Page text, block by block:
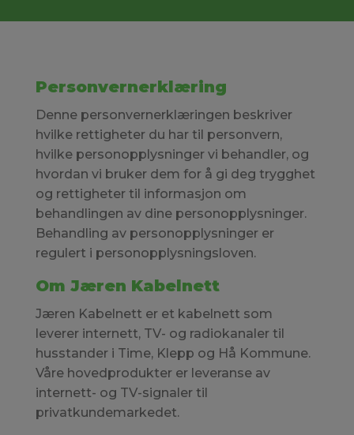
Personvernerklæring
Denne personvernerklæringen beskriver
hvilke rettigheter du har til personvern,
hvilke personopplysninger vi behandler, og
hvordan vi bruker dem for å gi deg trygghet
og rettigheter til informasjon om
behandlingen av dine personopplysninger.
Behandling av personopplysninger er
regulert i personopplysningsloven.
Om Jæren Kabelnett
Jæren Kabelnett er et kabelnett som
leverer internett, TV- og radiokanaler til
husstander i Time, Klepp og Hå Kommune.
Våre hovedprodukter er leveranse av
internett- og TV-signaler til
privatkundemarkedet.